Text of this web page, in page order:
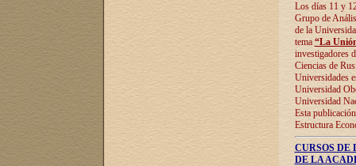
Los días 11 y
Grupo de
de la
tema “La
investigadores
Ciencias de
Universidades
Universidad
Universidad
Esta
Estructura
CURSOS
DE LA